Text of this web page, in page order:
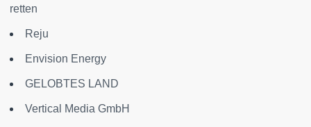
retten
Reju
Envision Energy
GELOBTES LAND
Vertical Media GmbH